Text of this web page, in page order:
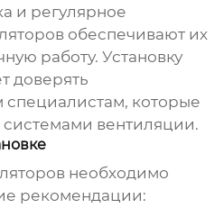
и регулярное
обеспечивают их
работу. Установку
доверять
которые
вентиляции.
необходимо
рекомендации: